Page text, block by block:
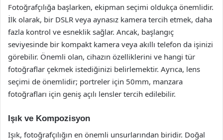
Fotoğrafçılığa başlarken, ekipman seçimi oldukça önemlidir.
İlk olarak, bir DSLR veya aynasız kamera tercih etmek, daha
fazla kontrol ve esneklik sağlar. Ancak, başlangıç
seviyesinde bir kompakt kamera veya akıllı telefon da işinizi
görebilir. Önemli olan, cihazın özelliklerini ve hangi tür
fotoğraflar çekmek istediğinizi belirlemektir. Ayrıca, lens
seçimi de önemlidir; portreler için 50mm, manzara
fotoğrafları için geniş açılı lensler tercih edilebilir.
Işık ve Kompozisyon
Işık, fotoğrafçılığın en önemli unsurlarından biridir. Doğal